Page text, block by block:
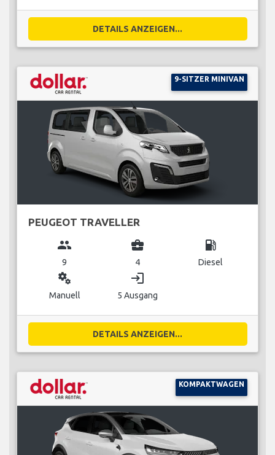
DETAILS ANZEIGEN...
9-SITZER MINIVAN
PEUGEOT TRAVELLER
group
9
business_center
4
local_gas_station
Diesel
miscellaneous_services
Manuell
login
5 Ausgang
DETAILS ANZEIGEN...
KOMPAKTWAGEN